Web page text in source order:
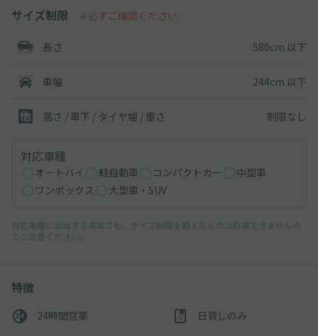
サイズ制限 ※必ずご確認ください
長さ 580cm 以下
車幅 244cm 以下
高さ / 車下 / タイヤ幅 / 重さ 制限なし
対応車種
オートバイ 軽自動車 コンパクトカー
中型車
ワンボックス
大型車・SUV
対応車種に該当する車両でも、サイズ制限を超えるものは駐車できませんの
でご注意ください。
特徴
24時間営業 日貸しのみ